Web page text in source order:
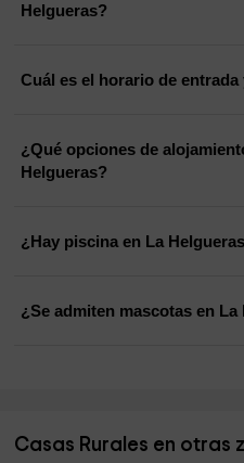
Helgueras?
¿Qué opciones de
Helgueras?
¿Hay piscina en La
¿Se admiten mascotas en La
Casas Rurales en otras